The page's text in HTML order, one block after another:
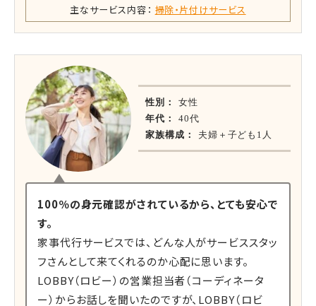
主なサービス内容： 掃除・片付けサービス
性別：
女性
年代：
40代
家族構成：
夫婦＋子ども1人
100％の身元確認がされているから、とても安心で
す。
家事代行サービスでは、どんな人がサービススタッ
フさんとして来てくれるのか心配に思います。
LOBBY（ロビー）の営業担当者（コーディネータ
ー）からお話しを聞いたのですが、LOBBY（ロビ